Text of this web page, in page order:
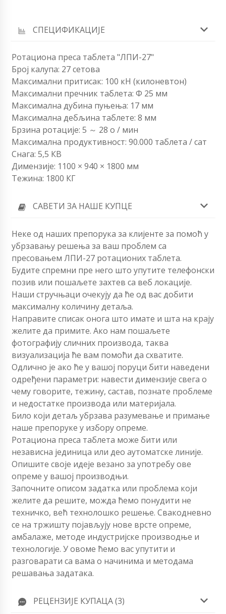
СПЕЦИФИКАЦИЈЕ
Ротациона преса таблета "ЛПИ-27"
Број калупа: 27 сетова
Максимални притисак: 100 кН (килоневтон)
Максимални пречник таблета: Φ 25 мм
Максимална дубина пуњења: 17 мм
Максимална дебљина таблете: 8 мм
Брзина ротације: 5 ～ 28 о / мин
Максимална продуктивност: 90.000 таблета / сат
Снага: 5,5 КВ
Димензије: 1100 × 940 × 1800 мм
Тежина: 1800 КГ
САВЕТИ ЗА НАШЕ КУПЦЕ
Неке од наших препорука за клијенте за помоћ у
убрзавању решења за ваш проблем са
пресовањем ЛПИ-27 ротационих таблета.
Будите спремни пре него што упутите телефонски
позив или пошаљете захтев са веб локације.
Наши стручњаци очекују да ће од вас добити
максималну количину детаља.
Направите списак онога што имате и шта на крају
желите да примите. Ако нам пошаљете
фотографију сличних производа, таква
визуализација ће вам помоћи да схватите.
Одлично је ако ће у вашој поруци бити наведени
одређени параметри: навести димензије свега о
чему говорите, тежину, састав, познате проблеме
и недостатке производа или материјала.
Било који детаљ убрзава разумевање и примање
наше препоруке у избору опреме.
Ротациона преса таблета може бити или
независна јединица или део аутоматске линије.
Опишите своје идеје везано за употребу ове
опреме у вашој производњи.
Започните описом задатка или проблема који
желите да решите, можда ћемо понудити не
техничко, већ технолошко решење. Свакодневно
се на тржишту појављују нове врсте опреме,
амбалаже, методе индустријске производње и
технологије. У овоме ћемо вас упутити и
разговарати са вама о начинима и методама
решавања задатака.
РЕЦЕНЗИЈЕ КУПАЦА (3)